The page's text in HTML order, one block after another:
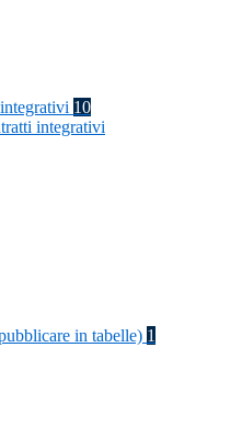
10
integrativi
in tabelle) 1